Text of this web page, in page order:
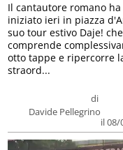
di
Davide Pellegrino
il 08/
Il cantautore romano ha
iniziato ieri in piazza
suo tour estivo Daje! che
comprende
otto tappe e ripercorre
straord...